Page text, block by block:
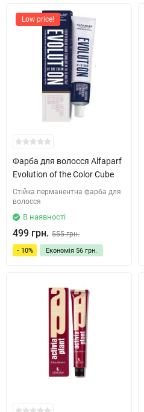
Low price!
Фарба для волосся Alfaparf
Evolution of the Color Cube
Стійка перманентна фарба для
волосся
В наявності
499 грн. 555 грн.
- 10% Економія 56 грн.